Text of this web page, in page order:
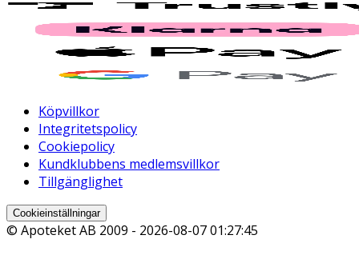
Köpvillkor
Integritetspolicy
Cookiepolicy
Kundklubbens medlemsvillkor
Tillgänglighet
Cookieinställningar
© Apoteket AB 2009 - 2026-08-07 01:27:45